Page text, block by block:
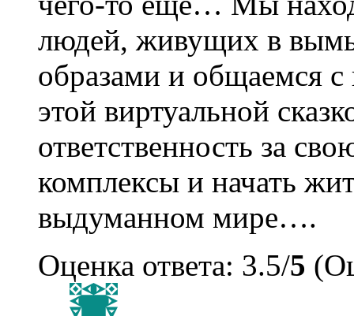
людей, живущих в
образами и общаемся
этой виртуальной
ответственность за
комплексы и начать
выдуманном мире….
Оценка ответа: 3.5/5